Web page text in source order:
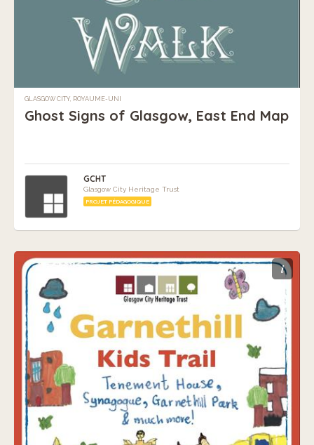
GLASGOW CITY, ROYAUME-UNI
Ghost Signs of Glasgow, East End Map
GCHT
Glasgow City Heritage Trust
PROJET PÉDAGOGIQUE
i